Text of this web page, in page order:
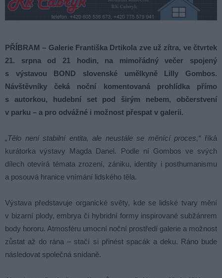
PŘÍBRAM – Galerie Františka Drtikola zve už zítra, ve čtvrtek
21. srpna od 21 hodin, na mimořádný večer spojený
s výstavou BOND slovenské umělkyně Lilly Gombos.
Návštěvníky čeká noční komentovaná prohlídka přímo
s autorkou, hudební set pod širým nebem, občerstvení
v parku – a pro odvážné i možnost přespat v galerii.
„Tělo není stabilní entita, ale neustále se měnící proces,“ říká
kurátorka výstavy Magda Danel. Podle ní Gombos ve svých
dílech otevírá témata zrození, zániku, identity i posthumanismu
a posouvá hranice vnímání lidského těla.
Výstava představuje organické světy, kde se lidské tvary mění
v bizarní plody, embrya či hybridní formy inspirované subžánrem
body hororu. Atmosféru umocní noční prostředí galerie a možnost
zůstat až do rána – stačí si přinést spacák a deku. Ráno bude
následovat společná snídaně.